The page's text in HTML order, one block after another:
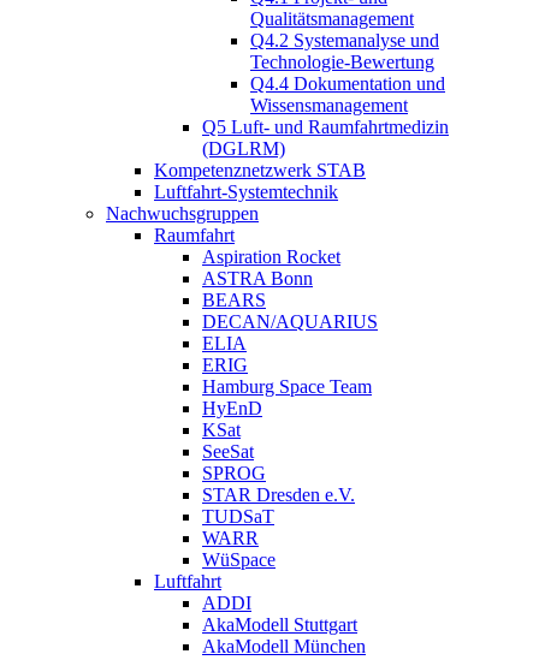
Qualitätsmanagement
Q4.2 Systemanalyse und
Technologie-Bewertung
Q4.4 Dokumentation und
Wissensmanagement
Q5 Luft- und Raumfahrtmedizin
(DGLRM)
Kompetenznetzwerk STAB
Luftfahrt-Systemtechnik
Nachwuchsgruppen
Raumfahrt
Aspiration Rocket
ASTRA Bonn
BEARS
DECAN/AQUARIUS
ELIA
ERIG
Hamburg Space Team
HyEnD
KSat
SeeSat
SPROG
STAR Dresden e.V.
TUDSaT
WARR
WüSpace
Luftfahrt
ADDI
AkaModell Stuttgart
AkaModell München